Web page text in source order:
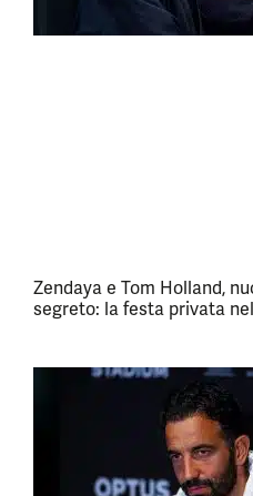
Zendaya e Tom Holland,
segreto: la festa privata